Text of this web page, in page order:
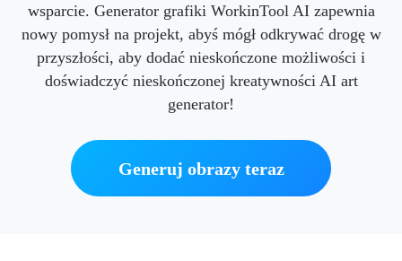
wsparcie. Generator grafiki WorkinTool AI zapewnia
nowy pomysł na projekt, abyś mógł odkrywać drogę w
przyszłości, aby dodać nieskończone możliwości i
doświadczyć nieskończonej kreatywności AI art
generator!
Generuj obrazy teraz